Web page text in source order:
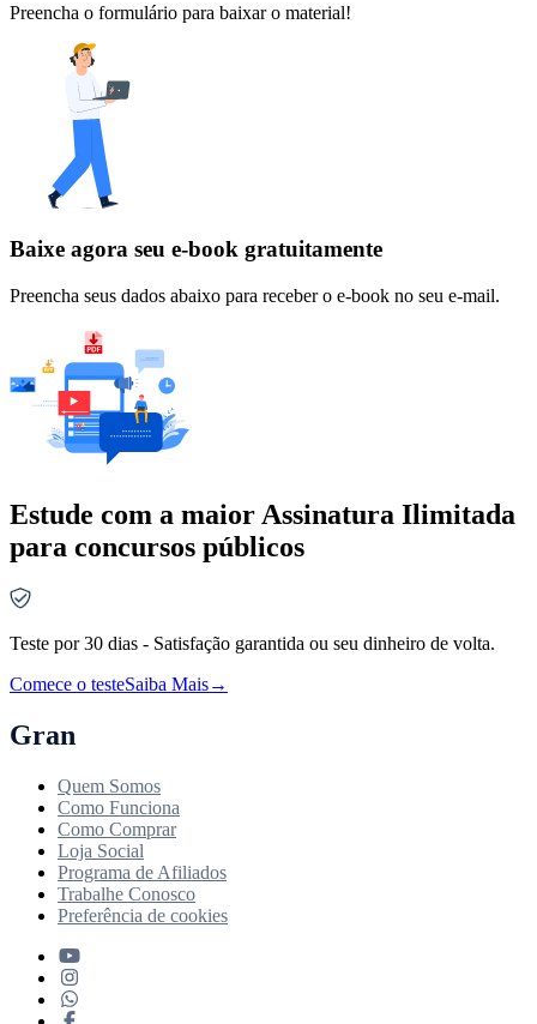
Preencha o formulário para baixar o material!
Baixe agora seu e-book gratuitamente
Preencha seus dados abaixo para receber o e-book no seu e-mail.
Estude com a maior Assinatura Ilimitada
para concursos públicos
Teste por 30 dias - Satisfação garantida ou seu dinheiro de volta.
Comece o testeSaiba Mais→
Gran
Quem Somos
Como Funciona
Como Comprar
Loja Social
Programa de Afiliados
Trabalhe Conosco
Preferência de cookies